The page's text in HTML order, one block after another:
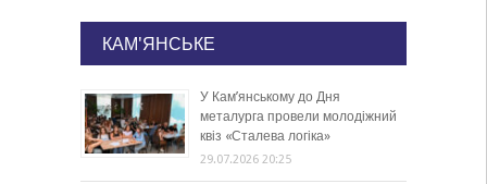
КАМ'ЯНСЬКЕ
У Кам’янському до Дня
металурга провели молодіжний
квіз «Сталева логіка»
29.07.2026 20:25